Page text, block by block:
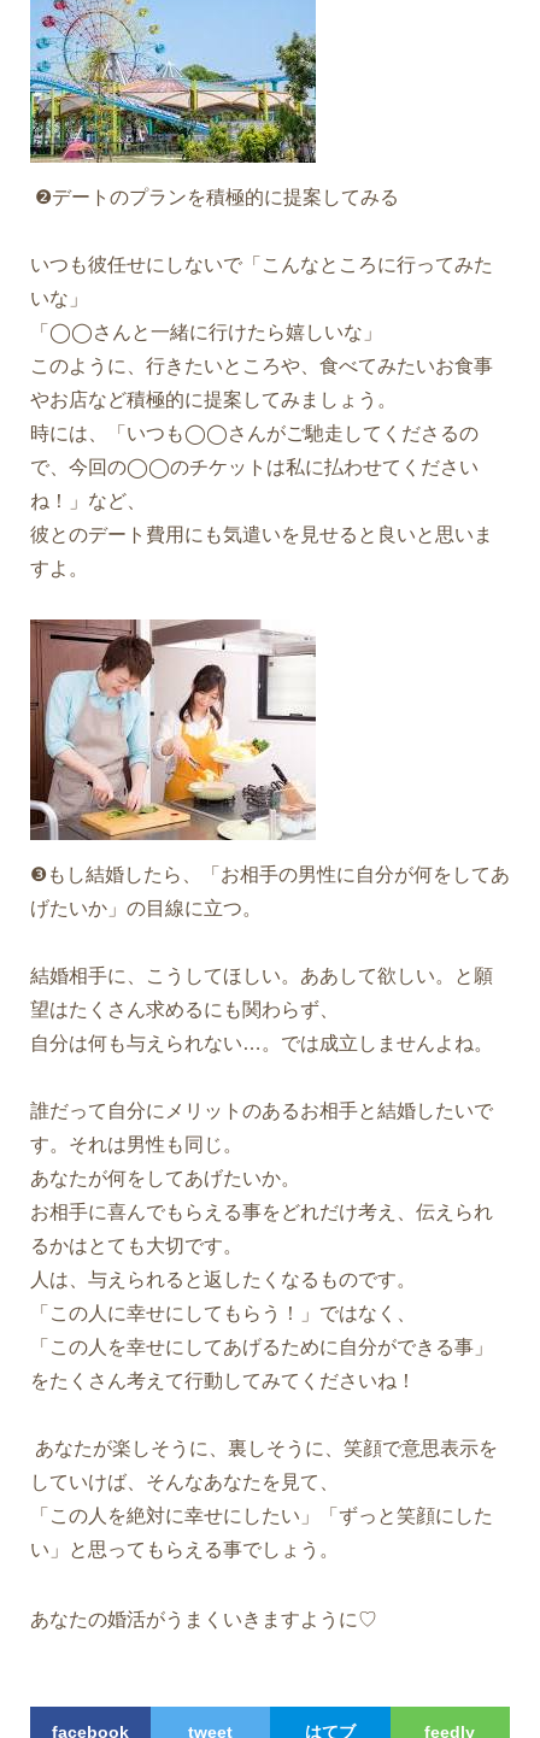
❷デートのプランを積極的に提案してみる
いつも彼任せにしないで「こんなところに行ってみた
いな」
「◯◯さんと一緒に行けたら嬉しいな」
このように、行きたいところや、食べてみたいお食事
やお店など積極的に提案してみましょう。
時には、「いつも◯◯さんがご馳走してくださるの
で、今回の◯◯のチケットは私に払わせてください
ね！」など、
彼とのデート費用にも気遣いを見せると良いと思いま
すよ。
❸もし結婚したら、「お相手の男性に自分が何をしてあ
げたいか」の目線に立つ。
結婚相手に、こうしてほしい。ああして欲しい。と願
望はたくさん求めるにも関わらず、
自分は何も与えられない…。では成立しませんよね。
誰だって自分にメリットのあるお相手と結婚したいで
す。それは男性も同じ。
あなたが何をしてあげたいか。
お相手に喜んでもらえる事をどれだけ考え、伝えられ
るかはとても大切です。
人は、与えられると返したくなるものです。
「この人に幸せにしてもらう！」ではなく、
「この人を幸せにしてあげるために自分ができる事」
をたくさん考えて行動してみてくださいね！
あなたが楽しそうに、裏しそうに、笑顔で意思表示を
していけば、そんなあなたを見て、
「この人を絶対に幸せにしたい」「ずっと笑顔にした
い」と思ってもらえる事でしょう。
あなたの婚活がうまくいきますように♡
facebook tweet はてブ feedly